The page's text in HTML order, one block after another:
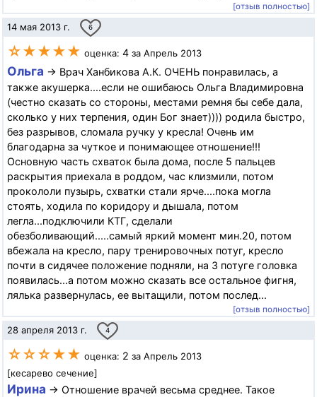
[отзыв полностью]
14 мая 2013 г. 6
☆★★★★ оценка: 4 за Апрель 2013
Ольга → Врач Ханбикова А.К. ОЧЕНЬ понравилась, а
также акушерка....если не ошибаюсь Ольга Владимировна
(честно сказать со стороны, местами ремня бы себе дала,
сколько у них терпения, один Бог знает)))) родила быстро,
без разрывов, сломала ручку у кресла! Очень им
благодарна за чуткое и понимающее отношение!!!
Основную часть схваток была дома, после 5 пальцев
раскрытия приехала в роддом, час клизмили, потом
прокололи пузырь, схватки стали ярче....пока могла
стоять, ходила по коридору и дышала, потом
легла...подключили КТГ, сделали
обезболивающий.....самый яркий момент мин.20, потом
вбежала на кресло, пару тренировочных потуг, кресло
почти в сидячее положение подняли, на 3 потуге головка
появилась...а потом можно сказать все остальное фигня,
лялька развернулась, ее вытащили, потом послед...
[отзыв полностью]
28 апреля 2013 г. 4
☆☆☆★★ оценка: 2 за Апрель 2013
[кесарево сечение]
Ирина → Отношение врачей весьма среднее. Такое